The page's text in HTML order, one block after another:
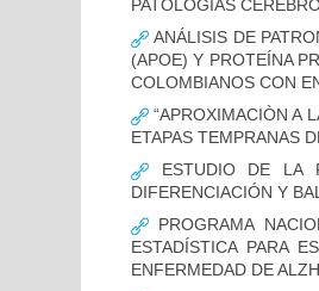
PATOLOGÍAS
ANÁLISIS DE
(APOE) Y PROTEÍNA
COLOMBIANOS CON
“APROXIMACIÒN A
ETAPAS TEMPRANAS
ESTUDIO DE LA
DIFERENCIACIÓN Y
PROGRAMA
ESTADÍSTICA PARA
ENFERMEDAD DE